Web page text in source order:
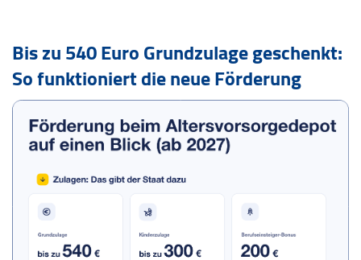
Bis zu 540 Euro Grundzulage geschenkt:
So funktioniert die neue Förderung